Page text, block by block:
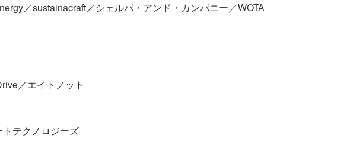
／sustainacraft／シェルパ・アンド・カンパニー／WOTA
／エイトノット
テクノロジーズ